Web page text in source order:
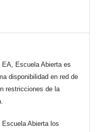
EA, Escuela Abierta es
disponibilidad en red de
restricciones de la
Abierta los